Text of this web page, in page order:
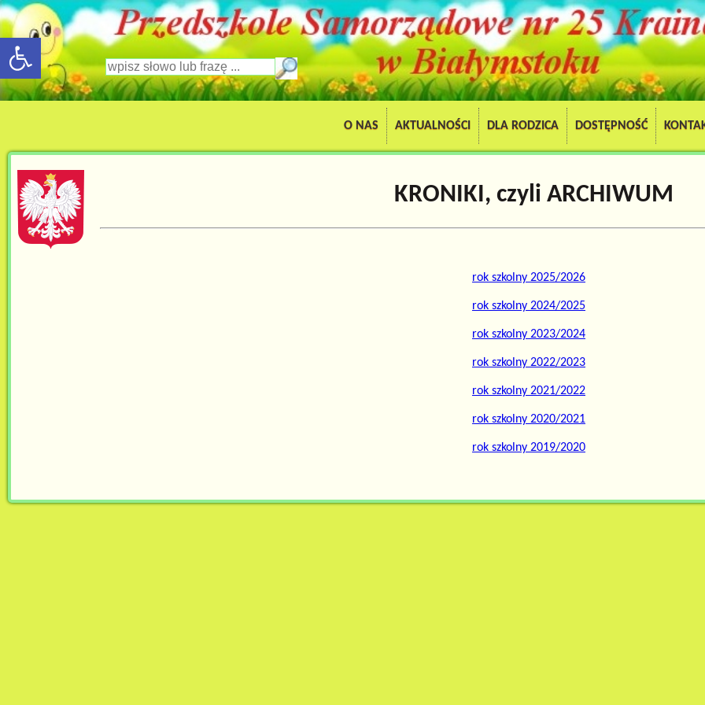
rozwiń/zwiń panel
Wpisz słowo lub frazę
O NAS AKTUALNOŚCI DLA RODZICA DOSTĘPNOŚĆ
KRONIKI, czyli ARCHIWUM
rok szkolny 2025/2026
rok szkolny 2024/2025
rok szkolny 2023/2024
rok szkolny 2022/2023
rok szkolny 2021/2022
rok szkolny 2020/2021
rok szkolny 2019/2020